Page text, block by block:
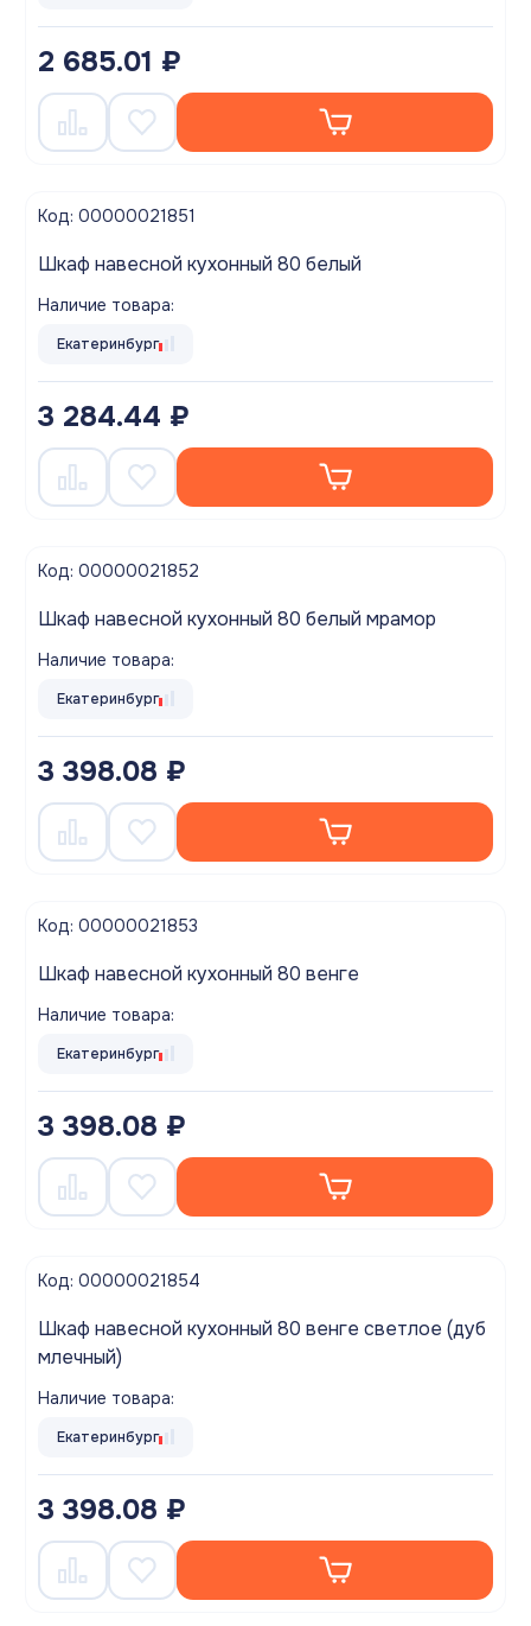
2 685.01 ₽
Код: 00000021851
Шкаф навесной кухонный 80 белый
Наличие товара:
Екатеринбург
3 284.44 ₽
Код: 00000021852
Шкаф навесной кухонный 80 белый мрамор
Наличие товара:
Екатеринбург
3 398.08 ₽
Код: 00000021853
Шкаф навесной кухонный 80 венге
Наличие товара:
Екатеринбург
3 398.08 ₽
Код: 00000021854
Шкаф навесной кухонный 80 венге светлое (дуб
млечный)
Наличие товара:
Екатеринбург
3 398.08 ₽